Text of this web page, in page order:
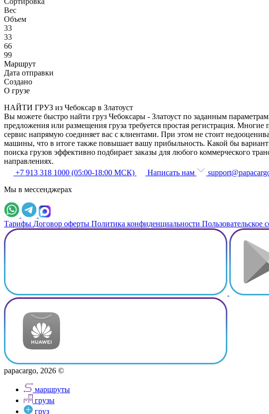
Вес
Объем
33
33
66
99
Маршрут
Дата отправки
Создано
О грузе
НАЙТИ ГРУЗ из Чебоксар в Златоуст
Вы можете быстро найти груз Чебоксары - Златоуст по заданным
предложения или размещения груза требуется простая регистрация.
сервис напрямую соединяет вас с клиентами. При этом не стоит
машины, что в итоге также повышает вашу прибыльность. Какой бы
поиска грузов эффективно подбирает заказы для любого коммерческого
направлениях.
+7 913 318 1000 (05:00-18:00 МСК)
Написать нам
Мы в мессенджерах
Тарифы Договор оферты Политика конфиденциальности Пользовательское
papacargo, 2026 ©
маршруты
грузы
груз